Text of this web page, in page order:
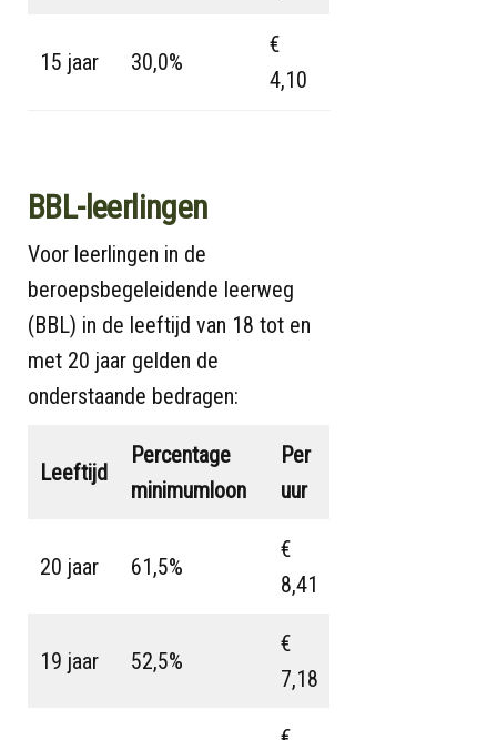
15 jaar 30,0%
€
4,10
BBL-leerlingen
Voor leerlingen in de
beroepsbegeleidende leerweg
(BBL) in de leeftijd van 18 tot en
met 20 jaar gelden de
onderstaande bedragen:
Leeftijd
Percentage
minimumloon
Per
uur
20 jaar 61,5%
€
8,41
19 jaar 52,5%
€
7,18